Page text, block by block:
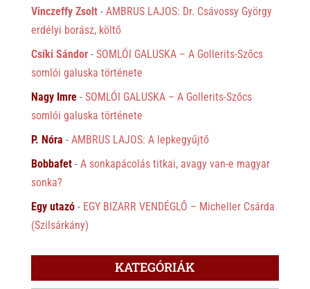
Vinczeffy Zsolt- AMBRUS LAJOS: Dr. Csávossy György
erdélyi borász, költő
Csíki Sándor- SOMLÓI GALUSKA – A Gollerits-Szőcs
somlói galuska története
Nagy Imre- SOMLÓI GALUSKA – A Gollerits-Szőcs
somlói galuska története
P. Nóra - AMBRUS LAJOS: A lepkegyűjtő
Bobbafet- A sonkapácolás titkai, avagy van-e magyar
sonka?
Egy utazó- EGY BIZARR VENDÉGLŐ – Micheller Csárda
(Szilsárkány)
KATEGÓRIÁK